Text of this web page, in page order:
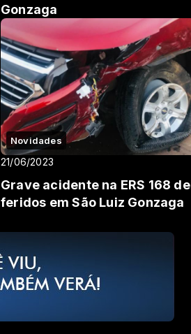
Gonzaga
Novidades
21/06/2023
Grave acidente na ERS 168
feridos em São Luiz Gonzaga